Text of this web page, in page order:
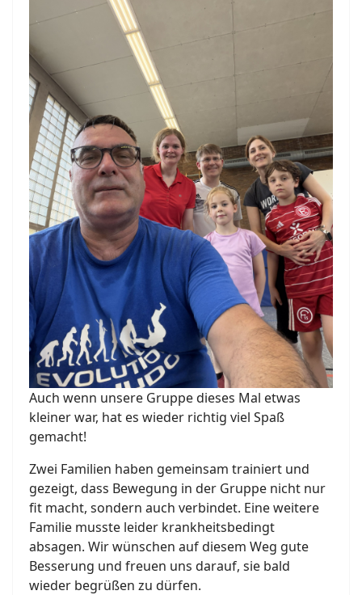
Auch wenn unsere Gruppe dieses Mal etwas
kleiner war, hat es wieder richtig viel Spaß
gemacht!
Zwei Familien haben gemeinsam trainiert und
gezeigt, dass Bewegung in der Gruppe nicht nur
fit macht, sondern auch verbindet. Eine weitere
Familie musste leider krankheitsbedingt
absagen. Wir wünschen auf diesem Weg gute
Besserung und freuen uns darauf, sie bald
wieder begrüßen zu dürfen.